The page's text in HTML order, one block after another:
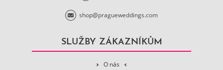
shop@pragueweddings.com
SLUŽBY ZÁKAZNÍKŮM
O nás